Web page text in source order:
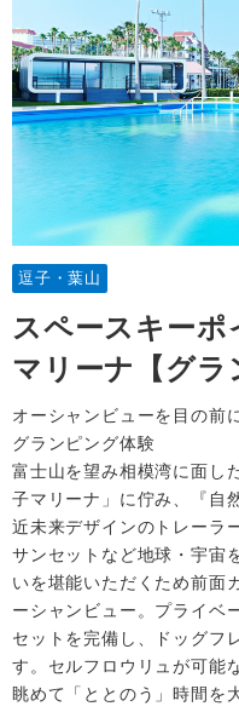
逗子・葉山
スペースキーポ
マリーナ【グラ
オーシャンビューを目の前
グランピング体験
富士山を望み相模湾に面し
子マリーナ」に佇み、『自
近未来デザインのトレーラ
サンセットなど地球・宇宙
いを堪能いただくため前面
ーシャンビュー。プライベ
セットを完備し、ドッグフ
す。セルフロウリュが可能
眺めて「ととのう」時間を